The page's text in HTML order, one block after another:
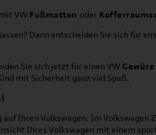
VW Fußmatten oder
Dann entscheiden Sie sich für
Sie sich jetzt für einen VW
mit Sicherheit ganz viel Spaß.
Ihren Volkswagen. Im
Ihres Volkswagen mit einem